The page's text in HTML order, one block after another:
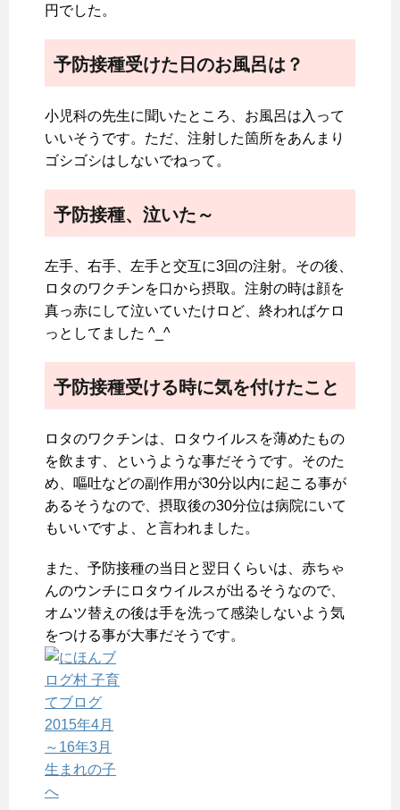
円でした。
予防接種受けた日のお風呂は？
小児科の先生に聞いたところ、お風呂は入って
いいそうです。ただ、注射した箇所をあんまり
ゴシゴシはしないでねって。
予防接種、泣いた～
左手、右手、左手と交互に3回の注射。その後、
ロタのワクチンを口から摂取。注射の時は顔を
真っ赤にして泣いていたけロど、終わればケロ
っとしてました ^_^
予防接種受ける時に気を付けたこと
ロタのワクチンは、ロタウイルスを薄めたもの
を飲ます、というような事だそうです。そのた
め、嘔吐などの副作用が30分以内に起こる事が
あるそうなので、摂取後の30分位は病院にいて
もいいですよ、と言われました。
また、予防接種の当日と翌日くらいは、赤ちゃ
んのウンチにロタウイルスが出るそうなので、
オムツ替えの後は手を洗って感染しないよう気
をつける事が大事だそうです。